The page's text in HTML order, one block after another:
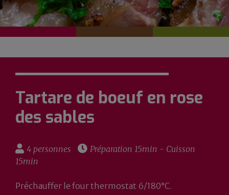
Tartare de boeuf en rose
des sables
4 personnes
Préparation 15min - Cuisson
15min
Préchauffer le four thermostat 6/180°C.